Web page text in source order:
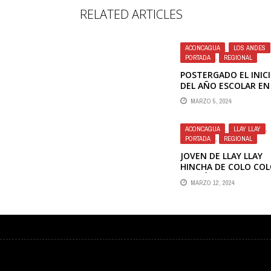
RELATED ARTICLES
ACONCAGUA , LOS ANDES
PORTADA
, REGIONAL
POSTERGADO EL
DEL AÑO ESCOLAR
LICEO MAXIMILIANO
SALAS MARCHAN DE
MARZO 5, 2024
ACONCAGUA , LLAY LLAY
,
PORTADA
, REGIONAL
JOVEN DE LLAY LLAY
HINCHA DE COLO
MURIÓ TRAS RECIBIR
DISPARO DE
MARZO 12, 2024